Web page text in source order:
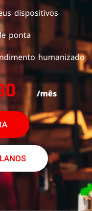
dispositivos
ponta
humanizado
/mês